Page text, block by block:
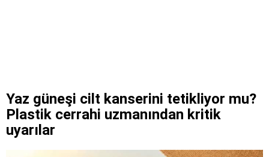
Yaz güneşi cilt kanserini tetikliyor mu?
Plastik cerrahi uzmanından kritik
uyarılar